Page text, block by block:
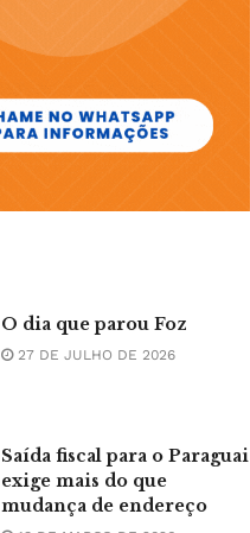
O dia que parou Foz
27 DE JULHO DE 2026
Saída fiscal para o Paraguai
exige mais do que
mudança de endereço